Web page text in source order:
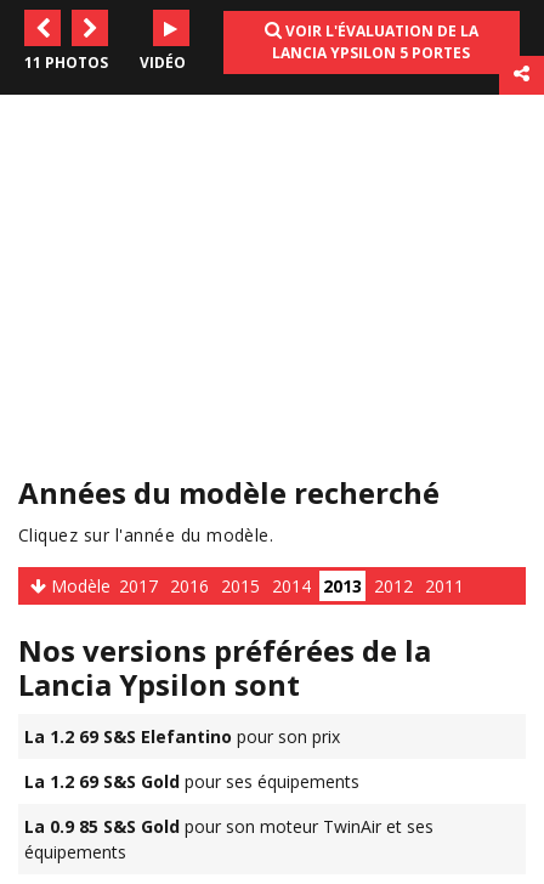
11 PHOTOS VIDÉO
VOIR L'ÉVALUATION DE LA
LANCIA YPSILON 5 PORTES
Années du modèle recherché
Cliquez sur l'année du modèle.
Modèle 2017 2016 2015 2014 2013 2012 2011
Nos versions préférées de la
Lancia Ypsilon sont
La 1.2 69 S&S Elefantino pour son prix
La 1.2 69 S&S Gold pour ses équipements
La 0.9 85 S&S Gold pour son moteur TwinAir et ses
équipements